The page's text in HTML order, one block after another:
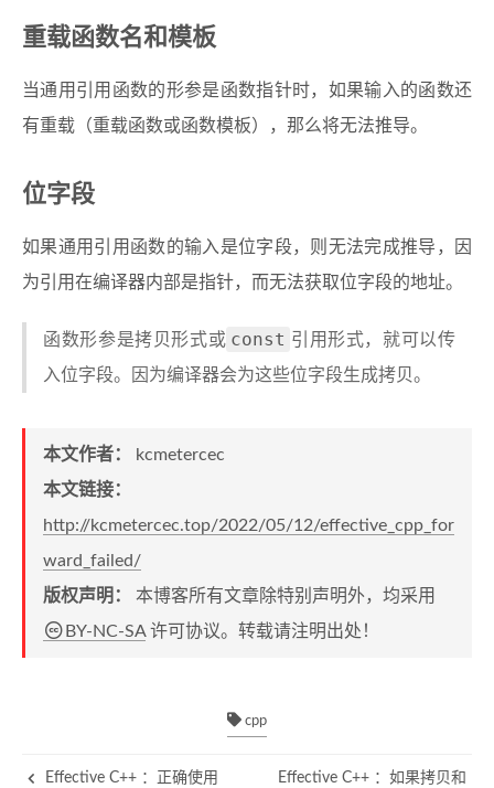
重载函数名和模板
当通用引用函数的形参是函数指针时，如果输入的函数还
有重载（重载函数或函数模板），那么将无法推导。
位字段
如果通用引用函数的输入是位字段，则无法完成推导，因
为引用在编译器内部是指针，而无法获取位字段的地址。
函数形参是拷贝形式或 const 引用形式，就可以传
入位字段。因为编译器会为这些位字段生成拷贝。
本文作者：
kcmetercec
本文链接：
http://kcmetercec.top/2022/05/12/effective_cpp_for
ward_failed/
版权声明： 本博客所有文章除特别声明外，均采用
BY-NC-SA许可协议。转载请注明出处！
cpp
Effective C++ ：正确使用 Effective C++ ：如果拷贝和